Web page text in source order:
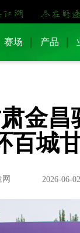
赛场 产品
金
百城
2026-06-